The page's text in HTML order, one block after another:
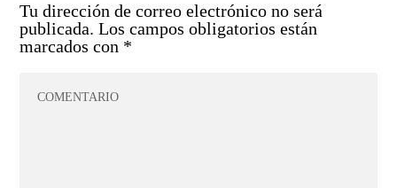
Tu dirección de correo electrónico no será
publicada. Los campos obligatorios están
marcados con *